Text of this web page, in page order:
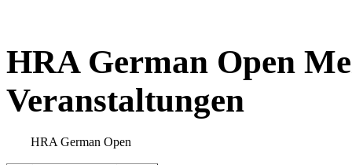
HRA German Open
Veranstaltungen
HRA German Open